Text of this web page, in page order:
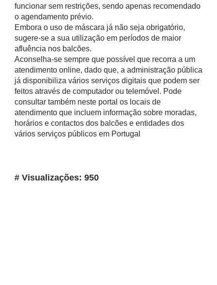
funcionar sem restrições, sendo apenas recomendado
o agendamento prévio.
Embora o uso de máscara já não seja obrigatório,
sugere-se a sua utilização em períodos de maior
afluência nos balcões.
Aconselha-se sempre que possível que recorra a um
atendimento online, dado que, a administração pública
já disponibiliza vários serviços digitais que podem ser
feitos através de computador ou telemóvel. Pode
consultar também neste portal os locais de
atendimento que incluem informação sobre moradas,
horários e contactos dos balcões e entidades dos
vários serviços públicos em Portugal
# Visualizações: 950